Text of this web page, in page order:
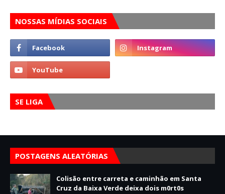
NOSSAS MÍDIAS SOCIAIS
SE LIGA
POSTAGENS ALEATÓRIAS
Colisão entre carreta e caminhão em Santa
Cruz da Baixa Verde deixa dois m0rt0s